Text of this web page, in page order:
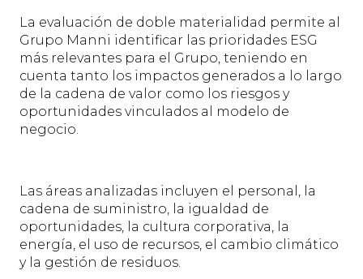
La evaluación de doble materialidad permite al
Grupo Manni identificar las prioridades ESG
más relevantes para el Grupo, teniendo en
cuenta tanto los impactos generados a lo largo
de la cadena de valor como los riesgos y
oportunidades vinculados al modelo de
negocio.
Las áreas analizadas incluyen el personal, la
cadena de suministro, la igualdad de
oportunidades, la cultura corporativa, la
energía, el uso de recursos, el cambio climático
y la gestión de residuos.